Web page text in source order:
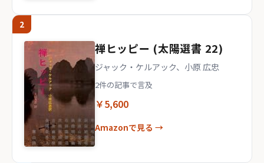
2
禅ヒッピー (太陽選書 22)
ジャック・ケルアック、小原 広忠
2件の記事で言及
￥5,600
Amazonで見る →